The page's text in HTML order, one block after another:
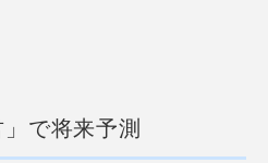
で将来予測